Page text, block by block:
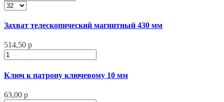
Захват телескопический магнитный 430 мм
514,50 р
Ключ к патрону ключевому 10 мм
63,00 р